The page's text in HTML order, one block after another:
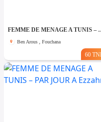
FEMME DE
Ben Arous , Fouchana
60